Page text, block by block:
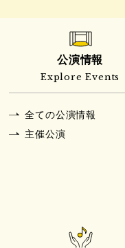
公演情報
Explore Events
全ての公演情報
主催公演